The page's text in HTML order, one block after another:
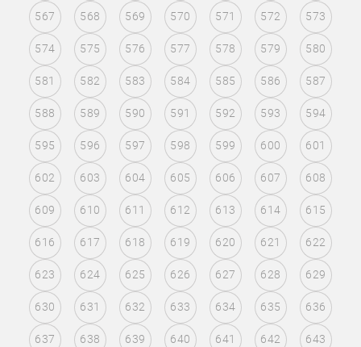
567 568 569 570 571 572 573
574 575 576 577 578 579 580
581 582 583 584 585 586 587
588 589 590 591 592 593 594
595 596 597 598 599 600 601
602 603 604 605 606 607 608
609 610 611 612 613 614 615
616 617 618 619 620 621 622
623 624 625 626 627 628 629
630 631 632 633 634 635 636
637 638 639 640 641 642 643